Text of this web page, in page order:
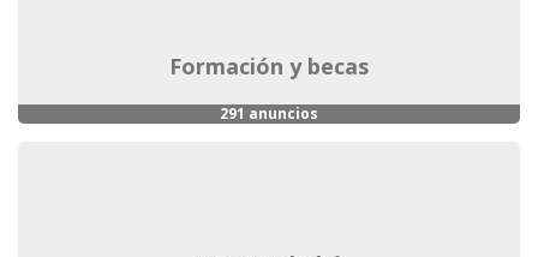
formación y becas
291 anuncios